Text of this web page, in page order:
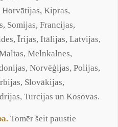
Kipras,
Somijas, Francijas,
Īrijas, Itālijas, Latvijas,
Melnkalnes,
Norvēģijas, Polijas,
Slovākijas,
Turcijas un Kosovas.
Tomēr šeit paustie